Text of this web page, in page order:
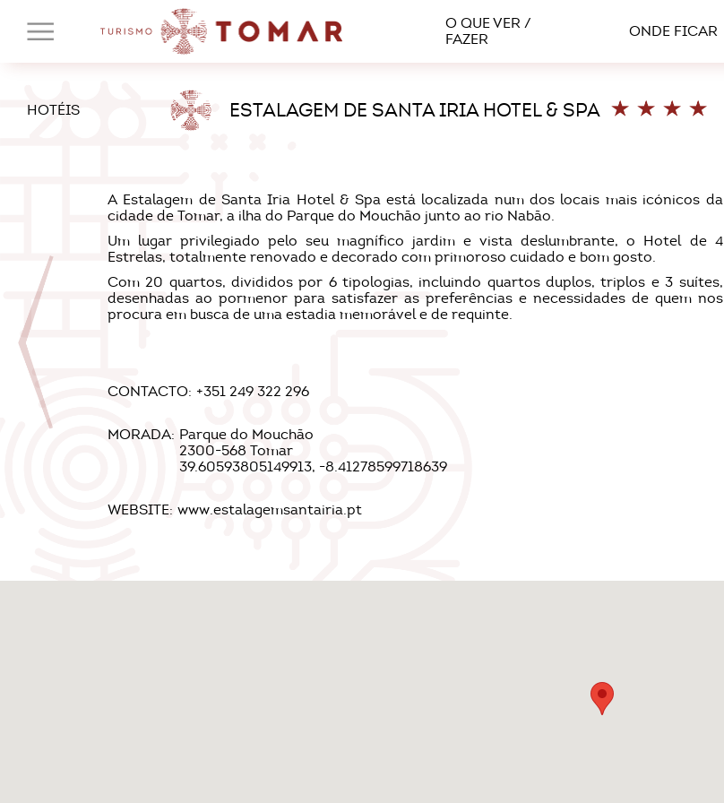
O QUE VER /
FAZER
ONDE FICAR
HOTÉIS ESTALAGEM DE SANTA IRIA HOTEL & SPA
A Estalagem de Santa Iria Hotel & Spa está localizada num dos locais mais icónicos da
cidade de Tomar, a ilha do Parque do Mouchão junto ao rio Nabão.
Um lugar privilegiado pelo seu magnífico jardim e vista deslumbrante, o Hotel de 4
Estrelas, totalmente renovado e decorado com primoroso cuidado e bom gosto.
Com 20 quartos, divididos por 6 tipologias, incluindo quartos duplos, triplos e 3 suítes,
desenhadas ao pormenor para satisfazer as preferências e necessidades de quem nos
procura em busca de uma estadia memorável e de requinte.
CONTACTO: +351 249 322 296
MORADA: Parque do Mouchão
2300-568 Tomar
39.60593805149913, -8.41278599718639
WEBSITE: www.estalagemsantairia.pt